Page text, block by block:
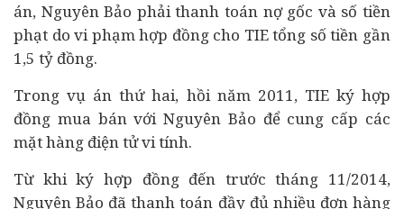
án, Nguyên Bảo phải thanh toán nợ gốc và số tiền
phạt do vi phạm hợp đồng cho TIE tổng số tiền gần
1,5 tỷ đồng.
Trong vụ án thứ hai, hồi năm 2011, TIE ký hợp
đồng mua bán với Nguyên Bảo để cung cấp các
mặt hàng điện tử vi tính.
Từ khi ký hợp đồng đến trước tháng 11/2014,
Nguyên Bảo đã thanh toán đầy đủ nhiều đơn hàng